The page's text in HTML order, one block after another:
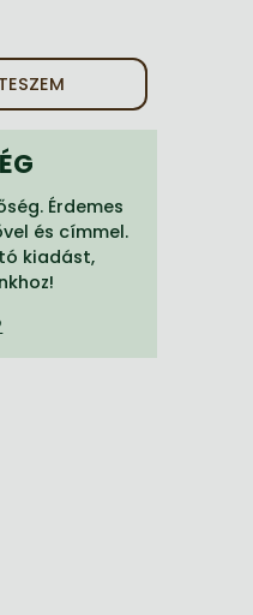
Érdemes
és címmel.
kiadást,